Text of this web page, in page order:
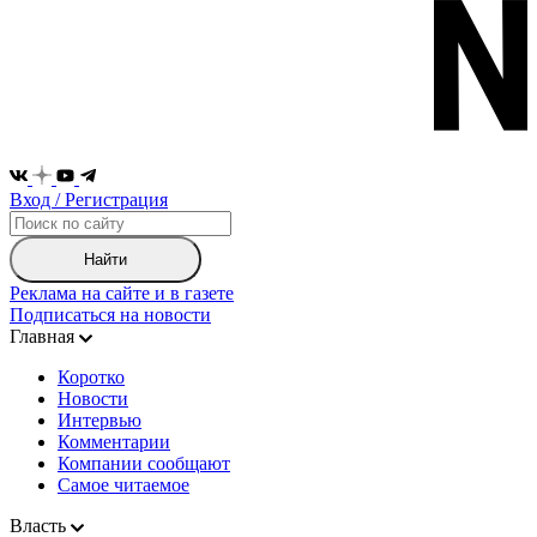
Вход / Регистрация
Найти
Реклама на сайте и в газете
Подписаться на новости
Главная
Коротко
Новости
Интервью
Комментарии
Компании сообщают
Самое читаемое
Власть